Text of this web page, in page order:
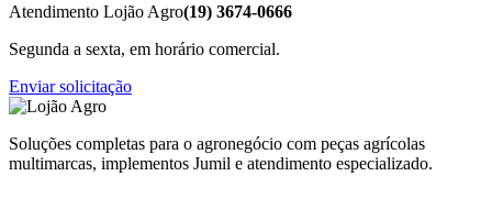
Atendimento Lojão Agro(19) 3674-0666
Segunda a sexta, em horário comercial.
Enviar solicitação
Soluções completas para o agronegócio com peças agrícolas
multimarcas, implementos Jumil e atendimento especializado.